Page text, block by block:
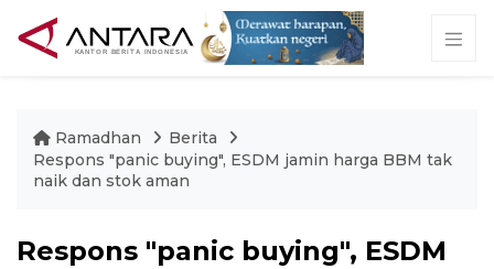
Ramadhan
Berita
Respons "panic buying", ESDM jamin harga BBM tak
naik dan stok aman
Respons "panic buying", ESDM